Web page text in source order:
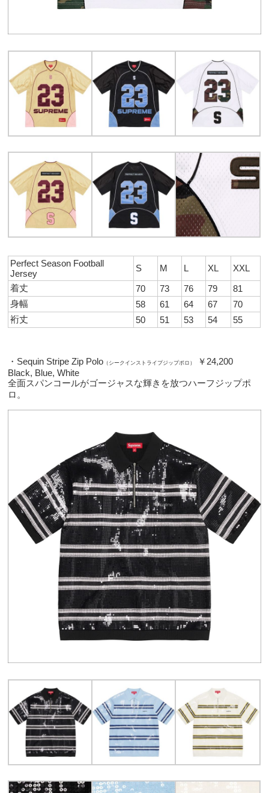
Perfect Season Football
Jersey
S M L XL
XXL
着丈
70 73 76 79
81
身幅
58 61 64 67
70
裄丈
50 51 53 54 55
・Sequin Stripe Zip Polo （シークインストライプジップポロ）
￥24,200
Black, Blue, White
全面スパンコールがゴージャスな輝きを放つハーフジップポ
ロ。